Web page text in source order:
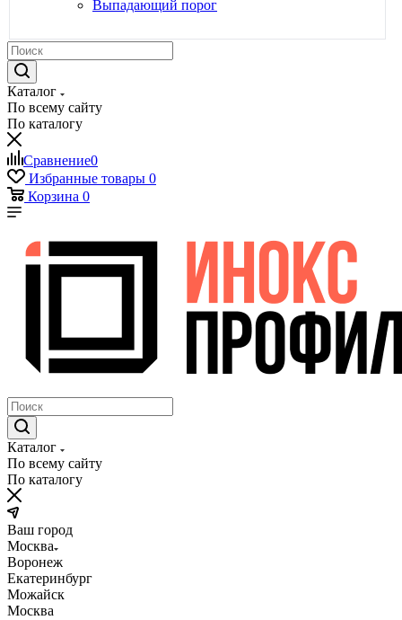
Выпадающий порог
Каталог
По всему сайту
По каталогу
Сравнение0
Избранные товары 0
Корзина 0
Каталог
По всему сайту
По каталогу
Ваш город
Москва
Воронеж
Екатеринбург
Можайск
Москва